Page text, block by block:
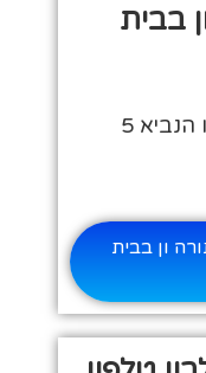
בבית
5
ון בבית